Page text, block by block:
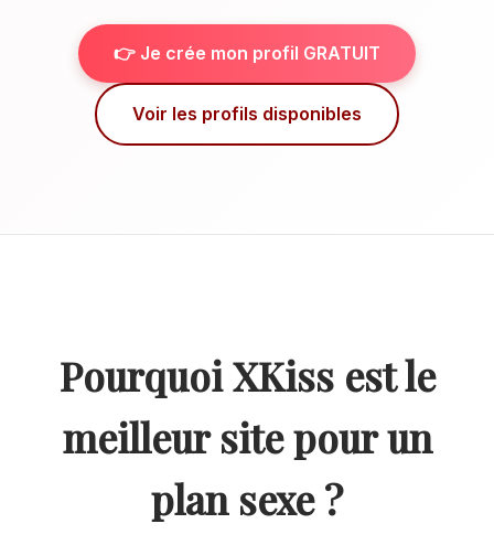
👉 Je crée mon profil GRATUIT
Voir les profils disponibles
Pourquoi XKiss est le
meilleur site pour un
plan sexe ?